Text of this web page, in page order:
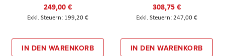
249,00 €
199,20 €
IN DEN WARENKORB
308,75 €
247,00 €
IN DEN WARENKORB